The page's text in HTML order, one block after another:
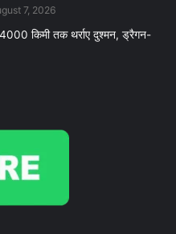
7, 2026
4000 किमी तक थर्राए दुश्मन, ड्रैगन-